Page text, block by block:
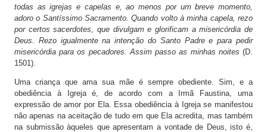
todas as igrejas e capelas e, ao menos por um breve momento,
adoro o Santíssimo Sacramento. Quando volto à minha capela, rezo
por certos sacerdotes, que divulgam e glorificam a misericórdia de
Deus. Rezo igualmente na intenção do Santo Padre e para pedir
misericórdia para os pecadores. Assim passo as minhas noites (D.
1501).
Uma criança que ama sua mãe é sempre obediente. Sim, e a
obediência à Igreja é, de acordo com a Irmã Faustina, uma
expressão de amor por Ela. Essa obediência à Igreja se manifestou
não apenas na aceitação de tudo em que Ela acredita, mas também
na submissão àqueles que apresentam a vontade de Deus, isto é,